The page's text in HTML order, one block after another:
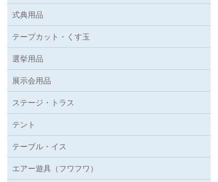
式典用品
テープカット・くす玉
選挙用品
展示会用品
ステージ・トラス
テント
テーブル・イス
エアー遊具（フワフワ）